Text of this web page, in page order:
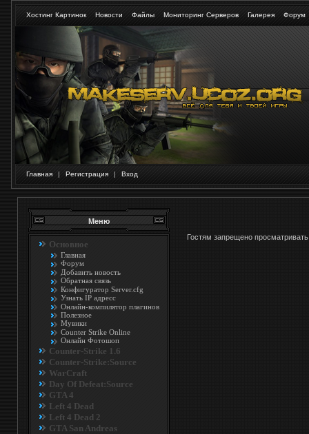
Хостинг Картинок Новости Файлы Мониторинг Серверов Галерея Форум
Главная | Регистрация | Вход
Меню
Основное
Главная
Форум
Добавить новость
Обратная связь
Конфигуратор Server.cfg
Узнать IP адресс
Онлайн-компилятор плагинов
Полезное
Мувики
Counter Strike Online
Онлайн Фотошоп
Counter-Strike 1.6
Counter-Strike:Source
WarCraft
Day Of Defeat:Source
GTA 4
Left 4 Dead
Left 4 Dead 2
GTA San Andreas
Гостям запрещено